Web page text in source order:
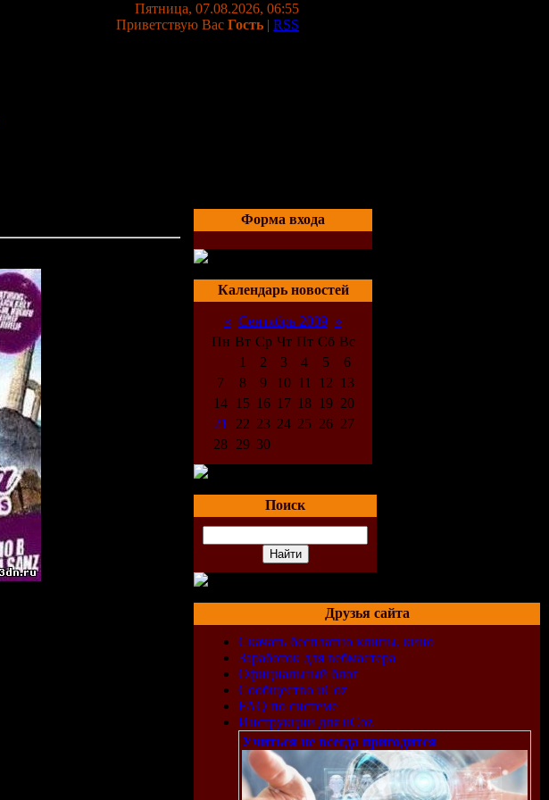
Пятница, 07.08.2026, 06:55
Приветствую Вас Гость | RSS
Форма входа
Календарь новостей
« Сентябрь 2009 »
Пн Вт Ср Чт Пт Сб Вс
1
2 3 4 5
6
7
8 9 10 11 12
13
14
15 16 17 18 19 20
21
22 23 24 25 26 27
28 29 30
Поиск
Друзья сайта
Скачать бесплатно клипы, кино
Заработок для вебмастера
Официальный блог
Сообщество uCoz
FAQ по системе
Инструкции для uCoz
Учиться не всегда пригодится